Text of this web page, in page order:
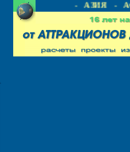
- АМЕРИКА - АЗИЯ -